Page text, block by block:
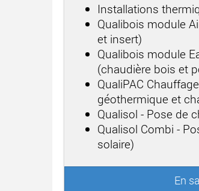
Installations
Qualibois module
et insert)
Qualibois module
(chaudière bois et
QualiPAC
géothermique et
Qualisol - Pose de
Qualisol Combi -
solaire)
En